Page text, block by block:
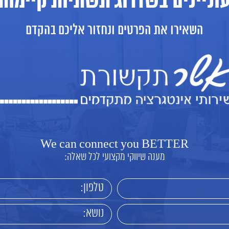
השאירו את הפרטים ונחזור אליכם בהקדם
We can connect you BETTER
מענה שיווקי מקצועי לכל שאלה: